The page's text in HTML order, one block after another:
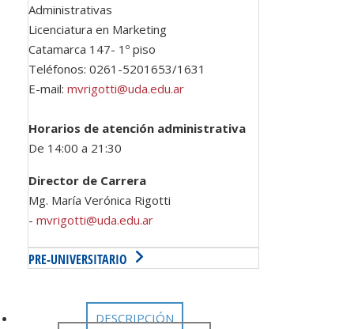
Administrativas
Licenciatura en Marketing
Catamarca 147- 1º piso
Teléfonos: 0261-5201653/1631
E-mail: mvrigotti@uda.edu.ar
Horarios de atención administrativa
De 14:00 a 21:30
Director de Carrera
Mg. María Verónica Rigotti
- mvrigotti@uda.edu.ar
PRE-UNIVERSITARIO
DESCRIPCIÓN